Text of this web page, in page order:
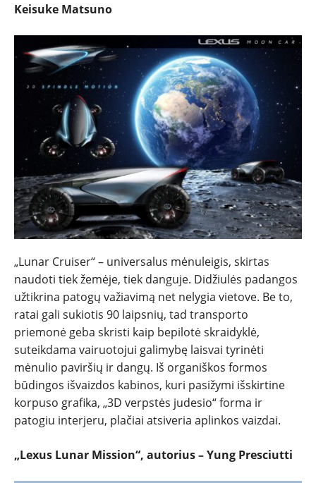
Keisuke Matsuno
„Lunar Cruiser“ – universalus mėnuleigis, skirtas
naudoti tiek žemėje, tiek danguje. Didžiulės padangos
užtikrina patogų važiavimą net nelygia vietove. Be to,
ratai gali sukiotis 90 laipsnių, tad transporto
priemonė geba skristi kaip bepilotė skraidyklė,
suteikdama vairuotojui galimybę laisvai tyrinėti
mėnulio paviršių ir dangų. Iš organiškos formos
būdingos išvaizdos kabinos, kuri pasižymi išskirtine
korpuso grafika, „3D verpstės judesio“ forma ir
patogiu interjeru, plačiai atsiveria aplinkos vaizdai.
„Lexus Lunar Mission“, autorius – Yung Presciutti